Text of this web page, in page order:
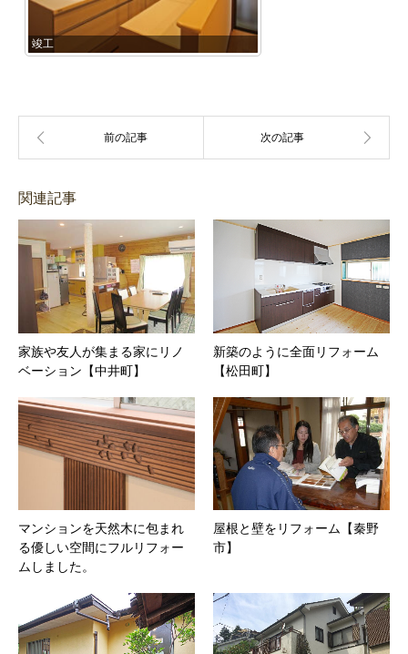
竣工
関連記事
家族や友人が集まる家にリノ
ベーション【中井町】
新築のように全面リフォーム
【松田町】
マンションを天然木に包まれ
る優しい空間にフルリフォー
ムしました。
屋根と壁をリフォーム【秦野
市】